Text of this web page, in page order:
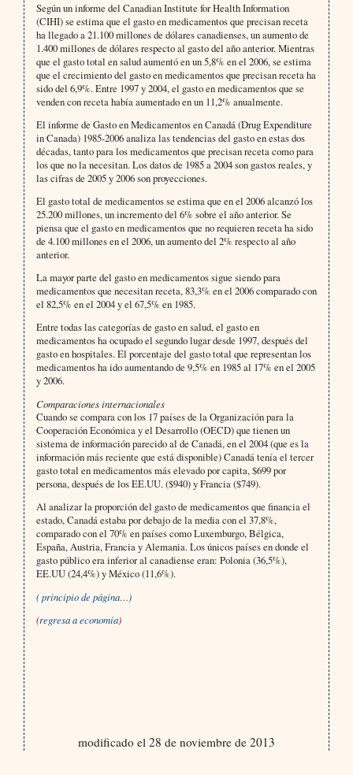
Según un informe del Canadian Institute for Health Information
(CIHI) se estima que el gasto en medicamentos que precisan receta
ha llegado a 21.100 millones de dólares canadienses, un aumento de
1.400 millones de dólares respecto al gasto del año anterior. Mientras
que el gasto total en salud aumentó en un 5,8% en el 2006, se estima
que el crecimiento del gasto en medicamentos que precisan receta ha
sido del 6,9%. Entre 1997 y 2004, el gasto en medicamentos que se
venden con receta había aumentado en un 11,2% anualmente.
El informe de Gasto en Medicamentos en Canadá (Drug Expenditure
in Canada) 1985-2006 analiza las tendencias del gasto en estas dos
décadas, tanto para los medicamentos que precisan receta como para
los que no la necesitan. Los datos de 1985 a 2004 son gastos reales, y
las cifras de 2005 y 2006 son proyecciones.
El gasto total de medicamentos se estima que en el 2006 alcanzó los
25.200 millones, un incremento del 6% sobre el año anterior. Se
piensa que el gasto en medicamentos que no requieren receta ha sido
de 4.100 millones en el 2006, un aumento del 2% respecto al año
anterior.
La mayor parte del gasto en medicamentos sigue siendo para
medicamentos que necesitan receta, 83,3% en el 2006 comparado con
el 82,5% en el 2004 y el 67,5% en 1985.
Entre todas las categorías de gasto en salud, el gasto en
medicamentos ha ocupado el segundo lugar desde 1997, después del
gasto en hospitales. El porcentaje del gasto total que representan los
medicamentos ha ido aumentando de 9,5% en 1985 al 17% en el 2005
y 2006.
Comparaciones internacionales
Cuando se compara con los 17 países de la Organización para la
Cooperación Económica y el Desarrollo (OECD) que tienen un
sistema de información parecido al de Canadá, en el 2004 (que es la
información más reciente que está disponible) Canadá tenía el tercer
gasto total en medicamentos más elevado por capita, $699 por
persona, después de los EE.UU. ($940) y Francia ($749).
Al analizar la proporción del gasto de medicamentos que financia el
estado, Canadá estaba por debajo de la media con el 37,8%,
comparado con el 70% en países como Luxemburgo, Bélgica,
España, Austria, Francia y Alemania. Los únicos países en donde el
gasto público era inferior al canadiense eran: Polonia (36,5%),
EE.UU (24,4%) y México (11,6%).
( principio de página…)
(regresa a economía)
modificado el 28 de noviembre de 2013